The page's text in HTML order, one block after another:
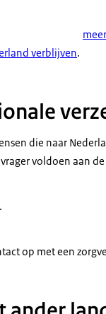
verblijven.
die naar
voldoen aan
op met een